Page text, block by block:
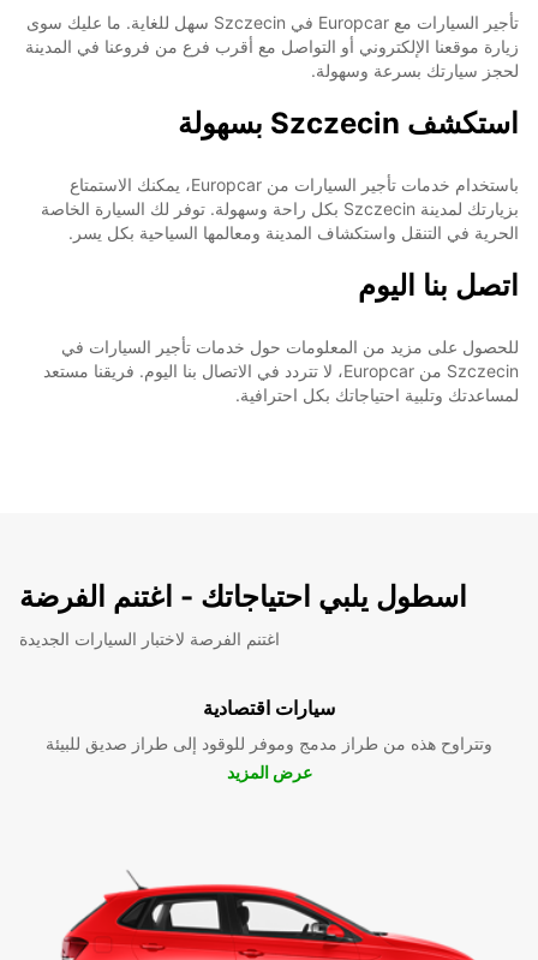
تأجير السيارات مع Europcar في Szczecin سهل للغاية. ما عليك سوى
زيارة موقعنا الإلكتروني أو التواصل مع أقرب فرع من فروعنا في المدينة
لحجز سيارتك بسرعة وسهولة.
استكشف Szczecin بسهولة
باستخدام خدمات تأجير السيارات من Europcar، يمكنك الاستمتاع
بزيارتك لمدينة Szczecin بكل راحة وسهولة. توفر لك السيارة الخاصة
الحرية في التنقل واستكشاف المدينة ومعالمها السياحية بكل يسر.
اتصل بنا اليوم
للحصول على مزيد من المعلومات حول خدمات تأجير السيارات في
Szczecin من Europcar، لا تتردد في الاتصال بنا اليوم. فريقنا مستعد
لمساعدتك وتلبية احتياجاتك بكل احترافية.
اسطول يلبي احتياجاتك - اغتنم الفرضة
اغتنم الفرصة لاختبار السيارات الجديدة
سيارات اقتصادية
وتتراوح هذه من طراز مدمج وموفر للوقود إلى طراز صديق للبيئة
عرض المزيد